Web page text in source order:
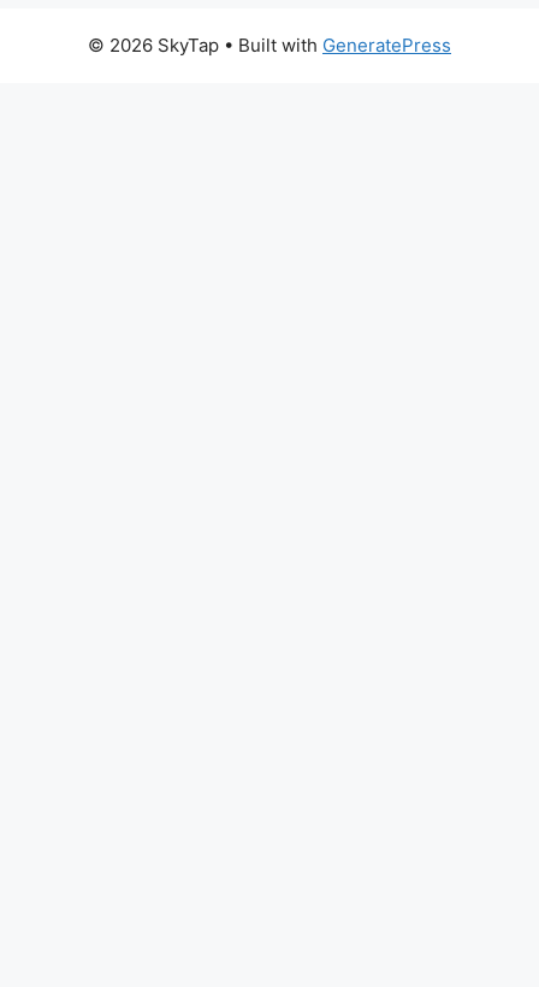
© 2026 SkyTap • Built with GeneratePress